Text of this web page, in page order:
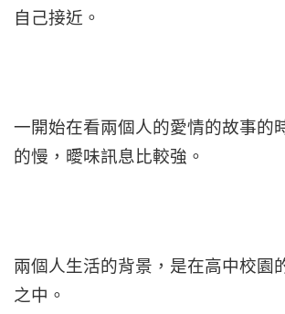
自己接近。
一開始在看兩個人的愛情的故事的
的慢，曖味訊息比較強。
兩個人生活的背景，是在高中校園
之中。